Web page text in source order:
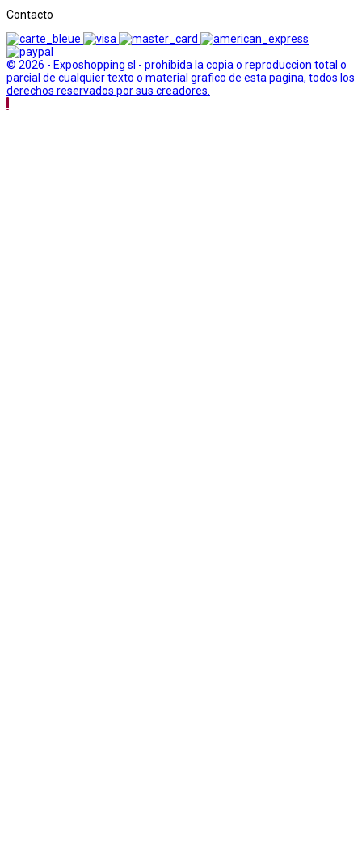
Contacto
© 2026 - Exposhopping sl - prohibida la copia o reproduccion total o
parcial de cualquier texto o material grafico de esta pagina, todos los
derechos reservados por sus creadores.